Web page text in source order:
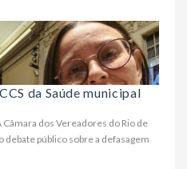
da Saúde municipal
Câmara dos Vereadores do Rio de
público sobre a defasagem